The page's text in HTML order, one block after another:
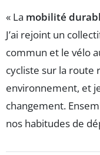
« La mobilité
J’ai rejoint un
commun et le vélo
cycliste sur la
environnement, et
changement.
nos habitudes de